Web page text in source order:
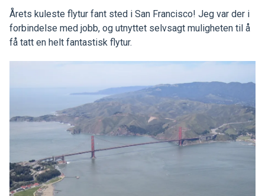
Årets kuleste flytur fant sted i San Francisco! Jeg var der i
forbindelse med jobb, og utnyttet selvsagt muligheten til å
få tatt en helt fantastisk flytur.